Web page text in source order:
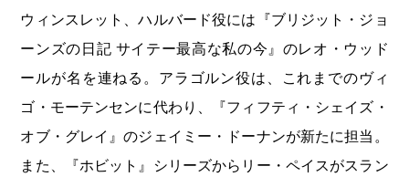
ウィンスレット、ハルバード役には『ブリジット・ジョ
ーンズの日記 サイテー最高な私の今』のレオ・ウッド
ールが名を連ねる。アラゴルン役は、これまでのヴィ
ゴ・モーテンセンに代わり、『フィフティ・シェイズ・
オブ・グレイ』のジェイミー・ドーナンが新たに担当。
また、『ホビット』シリーズからリー・ペイスがスラン